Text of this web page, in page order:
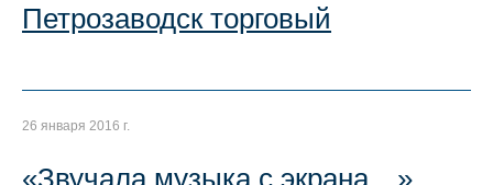
Петрозаводск торговый
26 января 2016 г.